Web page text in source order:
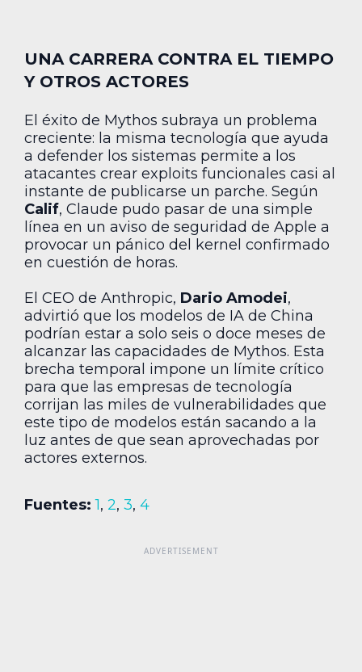
UNA CARRERA CONTRA EL TIEMPO
Y OTROS ACTORES
El éxito de Mythos subraya un problema
creciente: la misma tecnología que ayuda
a defender los sistemas permite a los
atacantes crear exploits funcionales casi al
instante de publicarse un parche. Según
Calif, Claude pudo pasar de una simple
línea en un aviso de seguridad de Apple a
provocar un pánico del kernel confirmado
en cuestión de horas.
El CEO de Anthropic, Dario Amodei,
advirtió que los modelos de IA de China
podrían estar a solo seis o doce meses de
alcanzar las capacidades de Mythos. Esta
brecha temporal impone un límite crítico
para que las empresas de tecnología
corrijan las miles de vulnerabilidades que
este tipo de modelos están sacando a la
luz antes de que sean aprovechadas por
actores externos.
Fuentes: 1, 2, 3, 4